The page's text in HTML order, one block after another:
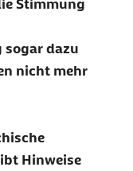
Stimmung
dazu
nicht mehr
Hinweise